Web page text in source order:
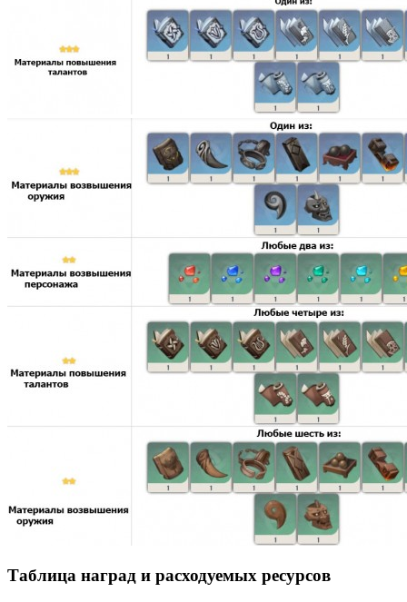
Таблица наград и расходуемых ресурсов